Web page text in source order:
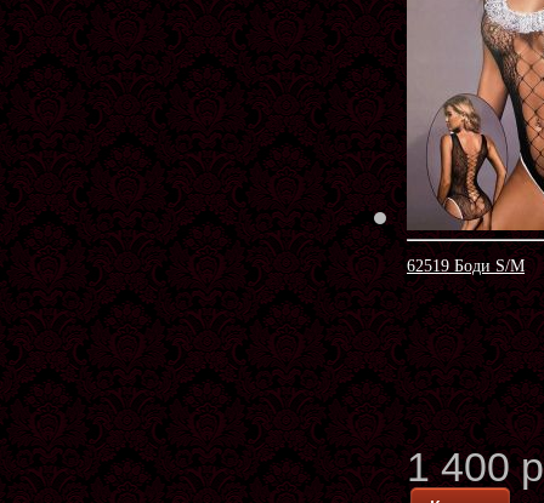
62519 Боди S/M
1 400